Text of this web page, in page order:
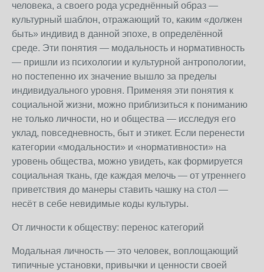
человека, а своего рода усреднённый образ —
культурный шаблон, отражающий то, каким «должен
быть» индивид в данной эпохе, в определённой
среде. Эти понятия — модальность и нормативность
— пришли из психологии и культурной антропологии,
но постепенно их значение вышло за пределы
индивидуального уровня. Применяя эти понятия к
социальной жизни, можно приблизиться к пониманию
не только личности, но и общества — исследуя его
уклад, повседневность, быт и этикет. Если перенести
категории «модальности» и «нормативности» на
уровень общества, можно увидеть, как формируется
социальная ткань, где каждая мелочь — от утреннего
приветствия до манеры ставить чашку на стол —
несёт в себе невидимые коды культуры.
От личности к обществу: перенос категорий
Модальная личность — это человек, воплощающий
типичные установки, привычки и ценности своей